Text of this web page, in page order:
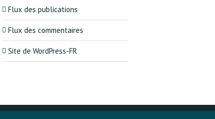
Flux des publications
Flux des commentaires
Site de WordPress-FR